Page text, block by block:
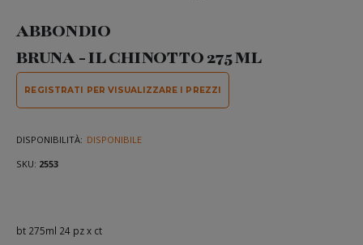
della
di
immagini
ABBONDIO
BRUNA - IL CHINOTTO 275 ML
REGISTRATI PER VISUALIZZARE I PREZZI
DISPONIBILITÀ: DISPONIBILE
SKU 2553
bt 275ml 24 pz x ct